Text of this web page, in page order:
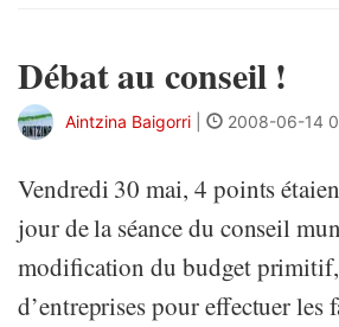
Débat au conseil !
Aintzina Baigorri 2008-06-14
Vendredi 30 mai, 4 points
jour de la séance du conseil
modification du budget
d’entreprises pour effectuer les